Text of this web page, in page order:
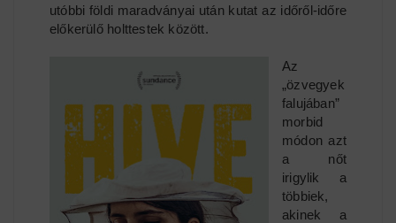
utóbbi földi maradványai után kutat az időről-időre
előkerülő holttestek között.
Az
„özvegyek
falujában”
morbid
módon azt
a nőt
irigylik a
többiek,
akinek a